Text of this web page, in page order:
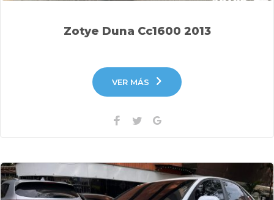
Zotye Duna Cc1600 2013
VER MÁS
Facebook
Twitter